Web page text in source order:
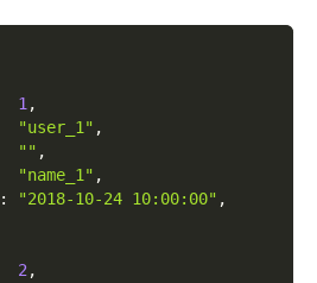
1,
"user_1" ,
"" ,
"name_1" ,
: "2018-10-24 10:00:00" ,
2,